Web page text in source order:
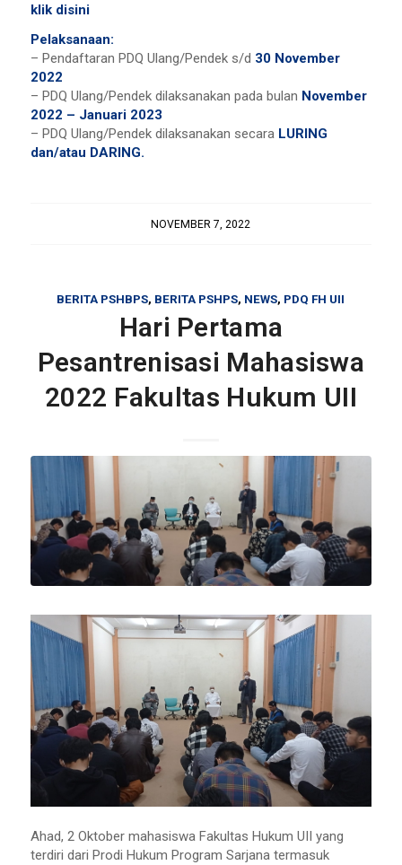
klik disini
Pelaksanaan:
– Pendaftaran PDQ Ulang/Pendek s/d 30 November
2022
– PDQ Ulang/Pendek dilaksanakan pada bulan November
2022 – Januari 2023
– PDQ Ulang/Pendek dilaksanakan secara LURING
dan/atau DARING.
NOVEMBER 7, 2022
BERITA PSHBPS, BERITA PSHPS, NEWS, PDQ FH UII
Hari Pertama
Pesantrenisasi Mahasiswa
2022 Fakultas Hukum UII
Ahad, 2 Oktober mahasiswa Fakultas Hukum UII yang
terdiri dari Prodi Hukum Program Sarjana termasuk